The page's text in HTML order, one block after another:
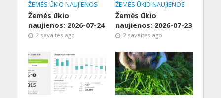
ŽEMĖS ŪKIO NAUJIENOS
Žemės ūkio
naujienos: 2026-07-24
2 savaitės ago
ŽEMĖS ŪKIO NAUJIENOS
Žemės ūkio
naujienos: 2026-07-23
2 savaitės ago